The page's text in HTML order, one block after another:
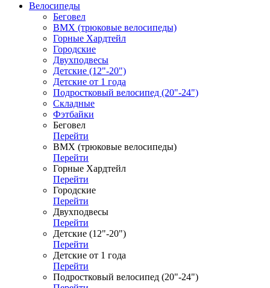
Велосипеды
Беговел
ВМХ (трюковые велосипеды)
Горные Хардтейл
Городские
Двухподвесы
Детские (12"-20")
Детские от 1 года
Подростковый велосипед (20"-24")
Складные
Фэтбайки
Беговел
Перейти
ВМХ (трюковые велосипеды)
Перейти
Горные Хардтейл
Перейти
Городские
Перейти
Двухподвесы
Перейти
Детские (12"-20")
Перейти
Детские от 1 года
Перейти
Подростковый велосипед (20"-24")